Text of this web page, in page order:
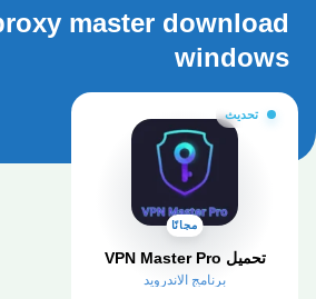
master download
windows
تحديث
مجانًا
تحميل VPN Master Pro
برنامج الاندرويد